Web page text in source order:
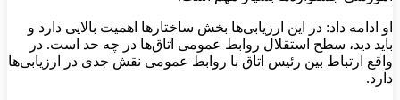
او ادامه داد: در این ارزیابی‌ها بخش ساختارها اهمیت بالایی دارد و
باید دید، سطح استقلال روابط عمومی‌ اتاق‌ها در چه حد است. در
واقع ارتباط بین رئیس اتاق با روابط عمومی نقش جدی در ارزیابی‌ها
دارد.